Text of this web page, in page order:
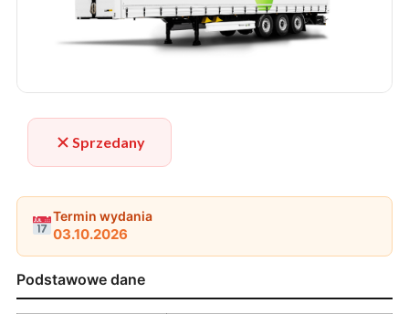
Sprzedany
Termin wydania
03.10.2026
Podstawowe dane